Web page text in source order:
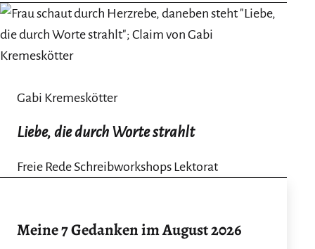
Gabi Kremeskötter
Liebe, die durch Worte strahlt
Freie Rede Schreibworkshops Lektorat
Meine 7 Gedanken im August 2026